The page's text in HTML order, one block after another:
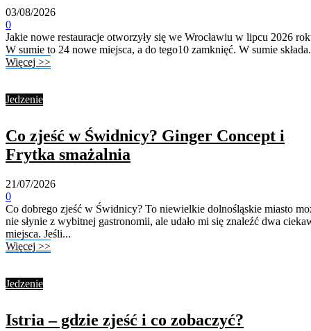
03/08/2026
0
Jakie nowe restauracje otworzyły się we Wrocławiu w lipcu 2026
W sumie to 24 nowe miejsca, a do tego10 zamknięć. W sumie
Więcej >>
Jedzenie
Co zjeść w Świdnicy? Ginger Concept i
Frytka smażalnia
21/07/2026
0
Co dobrego zjeść w Świdnicy? To niewielkie dolnośląskie miasto
nie słynie z wybitnej gastronomii, ale udało mi się znaleźć dwa
miejsca. Jeśli...
Więcej >>
Jedzenie
Istria – gdzie zjeść i co zobaczyć?